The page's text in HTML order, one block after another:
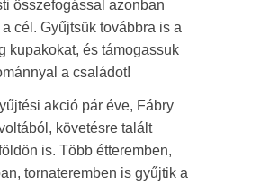
összefogással azonban
cél. Gyűjtsük továbbra is a
kupakokat, és támogassuk
a családot!
akció pár éve, Fábry
követésre talált
is. Több étteremben,
tornateremben is gyűjtik a